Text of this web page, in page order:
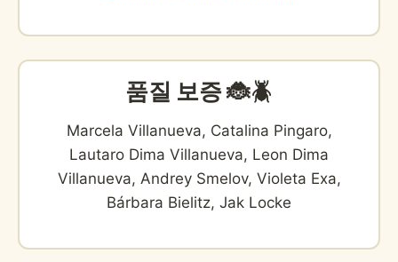
품질 보증 🐞🪲
Marcela Villanueva, Catalina Pingaro,
Lautaro Dima Villanueva, Leon Dima
Villanueva, Andrey Smelov, Violeta Exa,
Bárbara Bielitz, Jak Locke